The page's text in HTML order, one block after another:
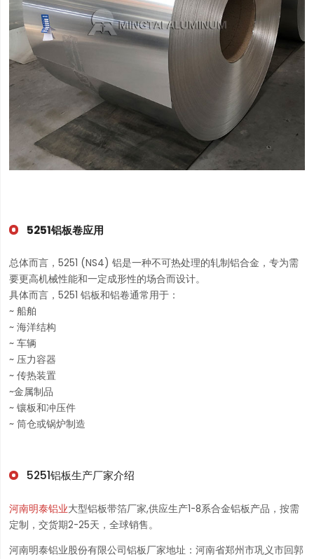
5251铝板卷应用
总体而言，5251 (NS4) 铝是一种不可热处理的轧制铝合金，专为需
要更高机械性能和一定成形性的场合而设计。
具体而言，5251 铝板和铝卷通常用于：
~ 船舶
~ 海洋结构
~ 车辆
~ 压力容器
~ 传热装置
~金属制品
~ 镶板和冲压件
~ 筒仓或锅炉制造
5251铝板生产厂家介绍
河南明泰铝业大型铝板带箔厂家,供应生产1-8系合金铝板产品，按需
定制，交货期2-25天，全球销售。
河南明泰铝业股份有限公司铝板厂家地址：河南省郑州市巩义市回郭